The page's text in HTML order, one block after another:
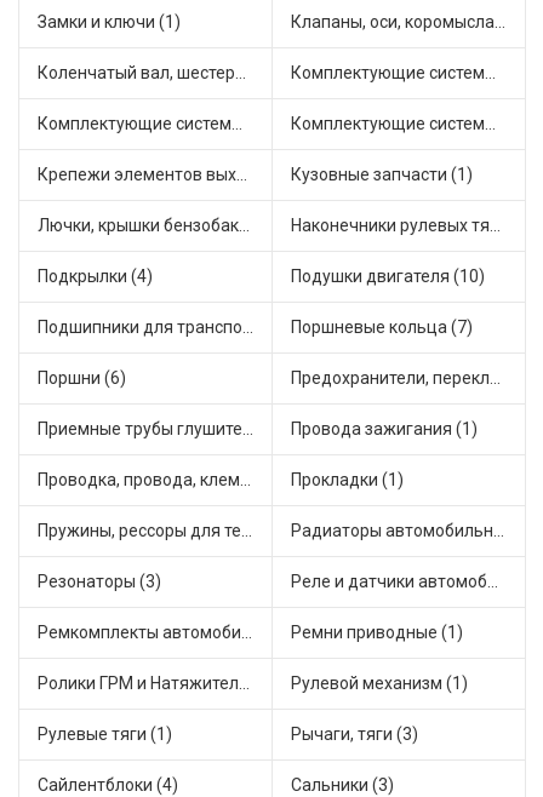
Замки и ключи (1) Клапаны, оси, коромысла (2)
Коленчатый вал, шестерни коленчатого вала (1) Комплектующие системы выпуска отработавших газов (2)
Комплектующие системы отопления (4) Комплектующие системы питания (2)
Крепежи элементов выхлопной системы (2) Кузовные запчасти (1)
Лючки, крышки бензобака (2) Наконечники рулевых тяг (1)
Подкрылки (4) Подушки двигателя (10)
Подшипники для транспорта (15) Поршневые кольца (7)
Поршни (6) Предохранители, переключатели, кнопки автомобильные (2)
Приемные трубы глушителя (1) Провода зажигания (1)
Проводка, провода, клеммы и разъемы (1) Прокладки (1)
Пружины, рессоры для техники (1) Радиаторы автомобильные (2)
Резонаторы (3) Реле и датчики автомобильные (16)
Ремкомплекты автомобильные (4) Ремни приводные (1)
Ролики ГРМ и Натяжители (2) Рулевой механизм (1)
Рулевые тяги (1) Рычаги, тяги (3)
Сайлентблоки (4) Сальники (3)